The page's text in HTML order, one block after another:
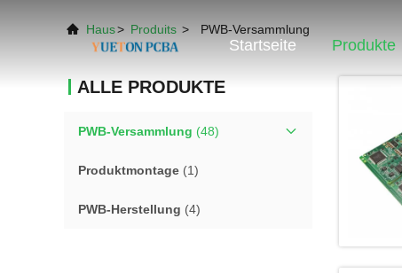
Startseite Produkte
Haus> Produits > PWB-Versammlung
ALLE PRODUKTE
PWB-Versammlung (48)
Produktmontage (1)
PWB-Herstellung (4)